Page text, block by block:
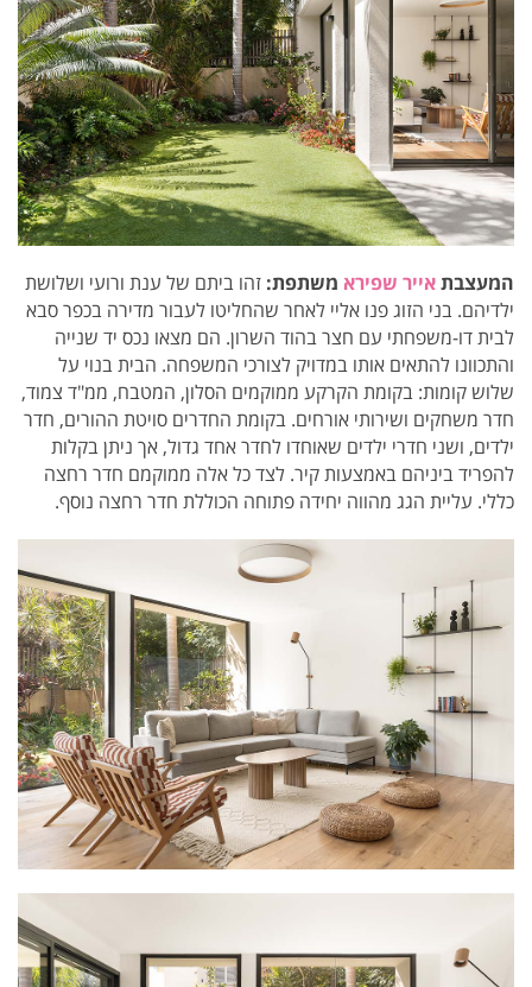
המעצבתאייר שפירא משתפת: זהו ביתם של ענת ורועי ושלושת
ילדיהם. בני הזוג פנו אליי לאחר שהחליטו לעבור מדירה בכפר סבא
לבית דו-משפחתי עם חצר בהוד השרון. הם מצאו נכס יד שנייה
והתכוונו להתאים אותו במדויק לצורכי המשפחה. הבית בנוי על
שלוש קומות: בקומת הקרקע ממוקמים הסלון, המטבח, ממ"ד צמוד,
חדר משחקים ושירותי אורחים. בקומת החדרים סויטת ההורים, חדר
ילדים, ושני חדרי ילדים שאוחדו לחדר אחד גדול, אך ניתן בקלות
להפריד ביניהם באמצעות קיר. לצד כל אלה ממוקמם חדר רחצה
כללי. עליית הגג מהווה יחידה פתוחה הכוללת חדר רחצה נוסף.